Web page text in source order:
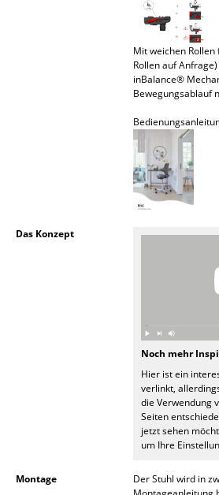
Nachttische & Bettzubehör
Figuren & Miniaturen
Vasen
... alle Accessoires
Mit weichen
Rollen auf Anfrage)
inBalance®
Bewegungsablauf
Das Konzept
Noch mehr
Hier ist ein
verlinkt,
die Verwendung
Seiten
jetzt sehen
um Ihre
Montage
Der Stuhl wird in